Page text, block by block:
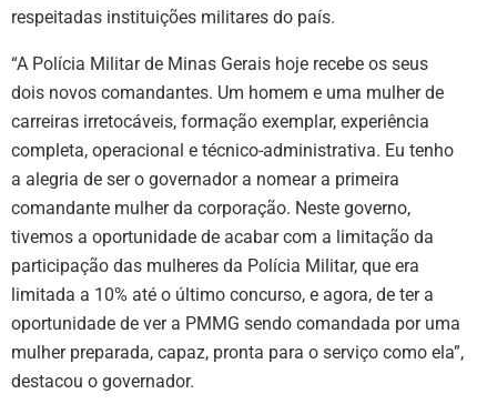
respeitadas instituições militares do país.
“A Polícia Militar de Minas Gerais hoje recebe os seus
dois novos comandantes. Um homem e uma mulher de
carreiras irretocáveis, formação exemplar, experiência
completa, operacional e técnico-administrativa. Eu tenho
a alegria de ser o governador a nomear a primeira
comandante mulher da corporação. Neste governo,
tivemos a oportunidade de acabar com a limitação da
participação das mulheres da Polícia Militar, que era
limitada a 10% até o último concurso, e agora, de ter a
oportunidade de ver a PMMG sendo comandada por uma
mulher preparada, capaz, pronta para o serviço como ela”,
destacou o governador.